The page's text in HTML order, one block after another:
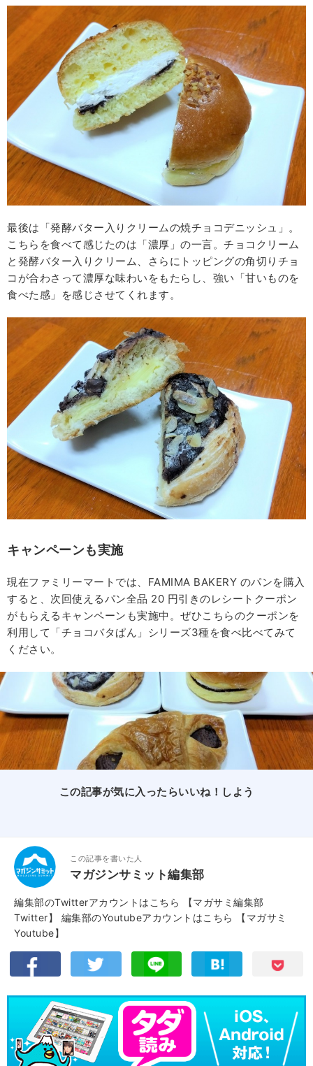
最後は「発酵バター入りクリームの焼チョコデニッシュ」。
こちらを食べて感じたのは「濃厚」の一言。チョコクリーム
と発酵バター入りクリーム、さらにトッピングの角切りチョ
コが合わさって濃厚な味わいをもたらし、強い「甘いものを
食べた感」を感じさせてくれます。
キャンペーンも実施
現在ファミリーマートでは、FAMIMA BAKERY のパンを購入
すると、次回使えるパン全品 20 円引きのレシートクーポン
がもらえるキャンペーンも実施中。ぜひこちらのクーポンを
利用して「チョコバタぱん」シリーズ3種を食べ比べてみて
ください。
この記事が気に入ったらいいね！しよう
この記事を書いた人
マガジンサミット編集部
編集部のTwitterアカウントはこちら
【マガサミ編集部
Twitter】
編集部のYoutubeアカウントはこちら
【マガサミ
Youtube】